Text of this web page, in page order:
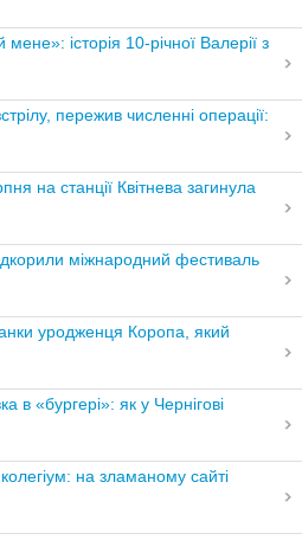
історія 10-річної Валерії з
пережив численні операції:
на станції Квітнева загинула
міжнародний фестиваль
уродженця Коропа, який
в «бургері»: як у Чернігові
колегіум: на зламаному сайті